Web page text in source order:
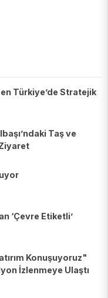
Türkiye’de Stratejik
Taş ve
‘Çevre Etiketli’
Konuşuyoruz"
İzlenmeye Ulaştı